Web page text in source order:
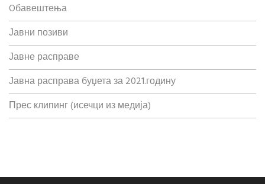
Oбавештења
Јавни позиви
Јавне расправе
Јавна расправа буџета за 2021.годину
Прес клипинг (исечци из медија)